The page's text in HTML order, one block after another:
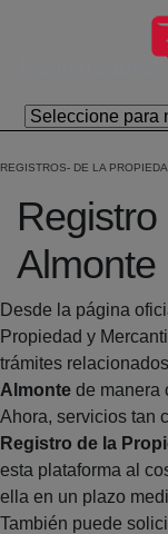
Salta al contingut
REGISTROS DE LA
Almonte
Desde la página
Propiedad y
trámites
Almonte de manera
Ahora, servicios tan
Registro de la
esta plataforma al
ella en un plazo
También puede